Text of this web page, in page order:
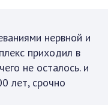
нервной и
приходил в
не осталось. и
лет, срочно